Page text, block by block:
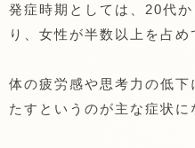
発症時期としては、20代
り、女性が半数以上を占め
体の疲労感や思考力の低
たすというのが主な症状に